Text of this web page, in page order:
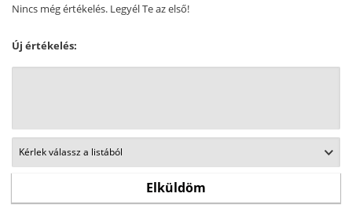
Nincs még értékelés. Legyél Te az első!
Új értékelés: